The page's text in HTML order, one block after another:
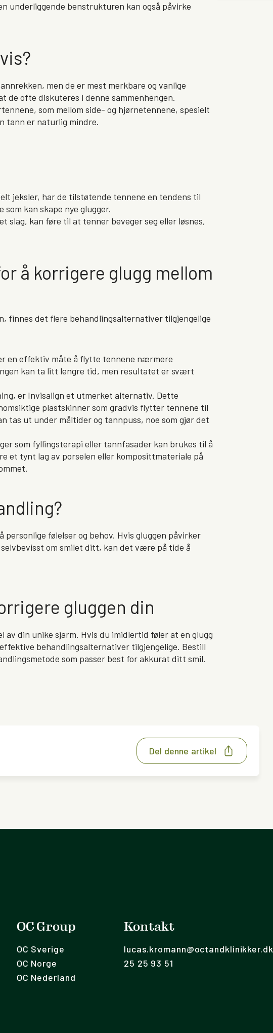
underliggende benstrukturen kan også påvirke
men de er mest merkbare og vanlige
de ofte diskuteres i denne sammenhengen.
som mellom side- og hjørnetennene, spesielt
tann er naturlig mindre.
jeksler, har de tilstøtende tennene en tendens til
kan skape nye glugger.
slag, kan føre til at tenner beveger seg eller løsnes,
å korrigere glugg mellom
finnes det flere behandlingsalternativer tilgjengelige
en effektiv måte å flytte tennene nærmere
kan ta litt lengre tid, men resultatet er svært
er Invisalign et utmerket alternativ. Dette
plastskinner som gradvis flytter tennene til
tas ut under måltider og tannpuss, noe som gjør det
som fyllingsterapi eller tannfasader kan brukes til å
et tynt lag av porselen eller komposittmateriale på
følelser og behov. Hvis gluggen påvirker
om smilet ditt, kan det være på tide å
gluggen din
av din unike sjarm. Hvis du imidlertid føler at en glugg
behandlingsalternativer tilgjengelige. Bestill
som passer best for akkurat ditt smil.
Del denne artikel
OC Group
OC Sverige
OC Norge
OC Nederland
Kontakt
lucas.kromann@octandklinikker.dk
25 25 93 51